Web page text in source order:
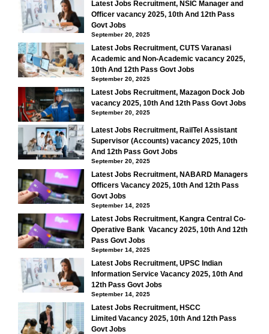
Latest Jobs Recruitment, NSIC Manager and
Officer vacancy 2025, 10th And 12th Pass
Govt Jobs
September 20, 2025
Latest Jobs Recruitment, CUTS Varanasi
Academic and Non-Academic vacancy 2025,
10th And 12th Pass Govt Jobs
September 20, 2025
Latest Jobs Recruitment, Mazagon Dock Job
vacancy 2025, 10th And 12th Pass Govt Jobs
September 20, 2025
Latest Jobs Recruitment, RailTel Assistant
Supervisor (Accounts) vacancy 2025, 10th
And 12th Pass Govt Jobs
September 20, 2025
Latest Jobs Recruitment, NABARD Managers
Officers Vacancy 2025, 10th And 12th Pass
Govt Jobs
September 14, 2025
Latest Jobs Recruitment, Kangra Central Co-
Operative Bank Vacancy 2025, 10th And 12th
Pass Govt Jobs
September 14, 2025
Latest Jobs Recruitment, UPSC Indian
Information Service Vacancy 2025, 10th And
12th Pass Govt Jobs
September 14, 2025
Latest Jobs Recruitment, HSCC
Limited Vacancy 2025, 10th And 12th Pass
Govt Jobs